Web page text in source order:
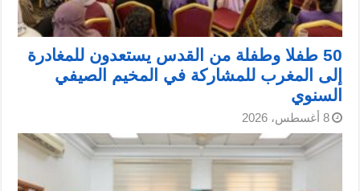
50 طفلا وطفلة من القدس يستعدون للمغادرة
إلى المغرب للمشاركة في المخيم الصيفي
السنوي
8 أغسطس، 2026